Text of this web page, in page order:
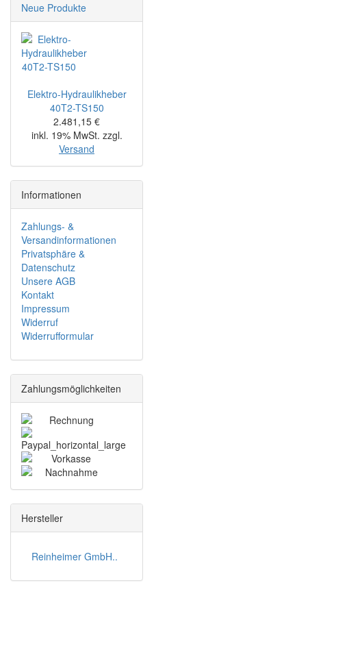
Neue Produkte
Elektro-Hydraulikheber
40T2-TS150
2.481,15 €
inkl. 19% MwSt. zzgl.
Versand
Informationen
Zahlungs- &
Versandinformationen
Privatsphäre &
Datenschutz
Unsere AGB
Kontakt
Impressum
Widerruf
Widerrufformular
Zahlungsmöglichkeiten
Hersteller
Reinheimer GmbH..